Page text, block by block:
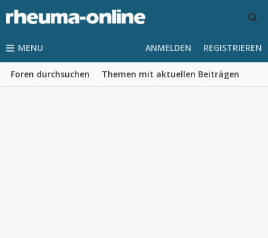
MENU
Foren durchsuchen Themen mit aktuellen Beiträgen
ANMELDEN REGISTRIEREN